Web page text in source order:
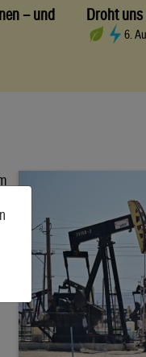
– und
Droht
6.